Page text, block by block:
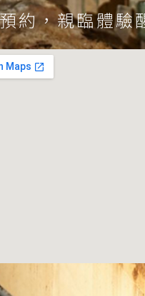
約，親臨體驗